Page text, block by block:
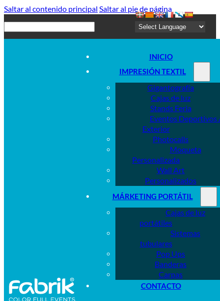
Saltar al contenido principal Saltar al pie de página
INICIO
IMPRESIÓN TEXTIL
Gigantografía
Cajas de luz
Stands Feria
Eventos Deportivos
Exterior
Photocalls
Moqueta
Personalizada
Wall Art
Personalizados
MÁRKETING PORTÁTIL
Cajas de luz
portátiles
Sistemas
tubulares
Pop Ups
Banderas
Carpas
CONTACTO